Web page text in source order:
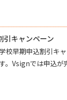
引キャンペーン
校早期申込割引キ
。Vsignでは申込が
支払い手続きの際に